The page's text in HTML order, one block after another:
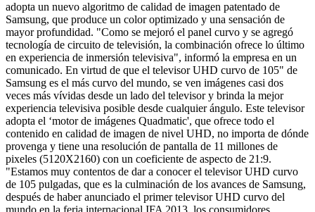
adopta un nuevo algoritmo de calidad de imagen patentado de
Samsung, que produce un color optimizado y una sensación de
mayor profundidad. "Como se mejoró el panel curvo y se agregó
tecnología de circuito de televisión, la combinación ofrece lo último
en experiencia de inmersión televisiva", informó la empresa en un
comunicado. En virtud de que el televisor UHD curvo de 105" de
Samsung es el más curvo del mundo, se ven imágenes casi dos
veces más vívidas desde un lado del televisor y brinda la mejor
experiencia televisiva posible desde cualquier ángulo. Este televisor
adopta el ‘motor de imágenes Quadmatic', que ofrece todo el
contenido en calidad de imagen de nivel UHD, no importa de dónde
provenga y tiene una resolución de pantalla de 11 millones de
pixeles (5120X2160) con un coeficiente de aspecto de 21:9.
"Estamos muy contentos de dar a conocer el televisor UHD curvo
de 105 pulgadas, que es la culminación de los avances de Samsung,
después de haber anunciado el primer televisor UHD curvo del